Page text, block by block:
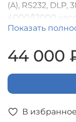
В избранное
(A), RS232, DLP,
4000/12000
дБ
Показать
44 000